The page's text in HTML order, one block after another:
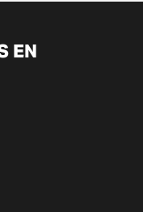
EN